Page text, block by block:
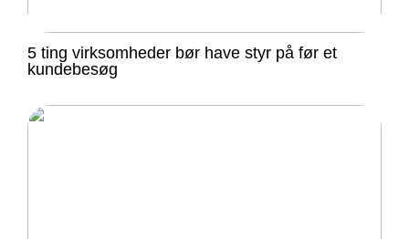
5 ting virksomheder bør have styr på før et
kundebesøg